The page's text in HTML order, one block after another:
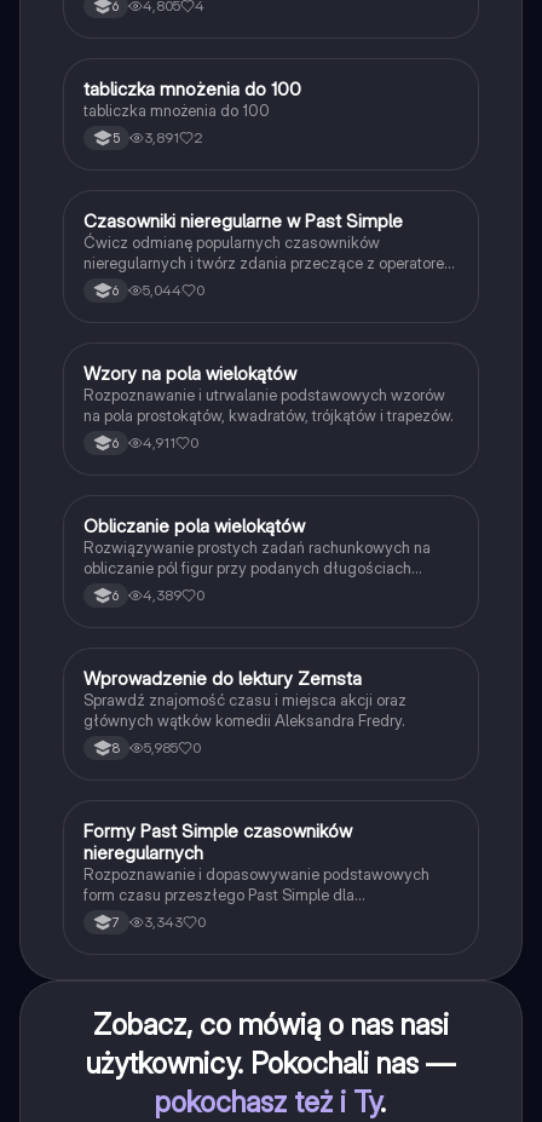
6 4,805 4
TMatematyka
tabliczka mnożenia do 100
tabliczka mnożenia do 100
5 3,891 2
CJęzyk angielski
Czasowniki nieregularne w Past Simple
Ćwicz odmianę popularnych czasowników
nieregularnych i twórz zdania przeczące z operatorem
didn't w czasie Past Simple.
6 5,044 0
WMatematyka
Wzory na pola wielokątów
Rozpoznawanie i utrwalanie podstawowych wzorów
na pola prostokątów, kwadratów, trójkątów i trapezów.
6 4,911 0
OMatematyka
Obliczanie pola wielokątów
Rozwiązywanie prostych zadań rachunkowych na
obliczanie pól figur przy podanych długościach
boków i wysokości.
6 4,389 0
WJęzyk polski
Wprowadzenie do lektury Zemsta
Sprawdź znajomość czasu i miejsca akcji oraz
głównych wątków komedii Aleksandra Fredry.
8 5,985 0
FJęzyk angielski
Formy Past Simple czasowników
nieregularnych
Rozpoznawanie i dopasowywanie podstawowych
form czasu przeszłego Past Simple dla
najpopularniejszych czasowników nieregularnych.
7 3,343 0
Zobacz, co mówią o nas nasi
użytkownicy. Pokochali nas —
pokochasz też i Ty.